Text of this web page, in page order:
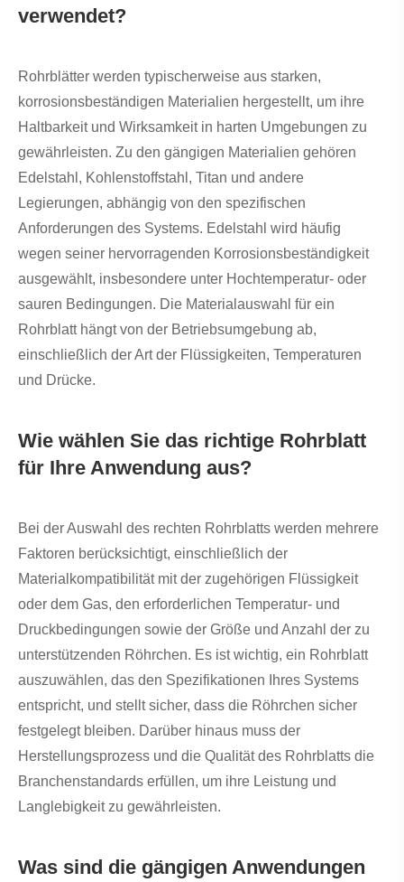
verwendet?
Rohrblätter werden typischerweise aus starken,
korrosionsbeständigen Materialien hergestellt, um ihre
Haltbarkeit und Wirksamkeit in harten Umgebungen zu
gewährleisten. Zu den gängigen Materialien gehören
Edelstahl, Kohlenstoffstahl, Titan und andere
Legierungen, abhängig von den spezifischen
Anforderungen des Systems. Edelstahl wird häufig
wegen seiner hervorragenden Korrosionsbeständigkeit
ausgewählt, insbesondere unter Hochtemperatur- oder
sauren Bedingungen. Die Materialauswahl für ein
Rohrblatt hängt von der Betriebsumgebung ab,
einschließlich der Art der Flüssigkeiten, Temperaturen
und Drücke.
Wie wählen Sie das richtige Rohrblatt
für Ihre Anwendung aus?
Bei der Auswahl des rechten Rohrblatts werden mehrere
Faktoren berücksichtigt, einschließlich der
Materialkompatibilität mit der zugehörigen Flüssigkeit
oder dem Gas, den erforderlichen Temperatur- und
Druckbedingungen sowie der Größe und Anzahl der zu
unterstützenden Röhrchen. Es ist wichtig, ein Rohrblatt
auszuwählen, das den Spezifikationen Ihres Systems
entspricht, und stellt sicher, dass die Röhrchen sicher
festgelegt bleiben. Darüber hinaus muss der
Herstellungsprozess und die Qualität des Rohrblatts die
Branchenstandards erfüllen, um ihre Leistung und
Langlebigkeit zu gewährleisten.
Was sind die gängigen Anwendungen